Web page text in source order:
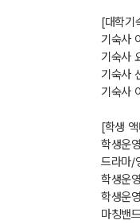
[대학기
기숙사
기숙사
기숙사
기숙사
[학생
학생운
드라마/
학생운
학생운
마칭밴